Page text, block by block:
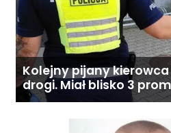
Kolejny pijany
drogi. Miał blisko 3